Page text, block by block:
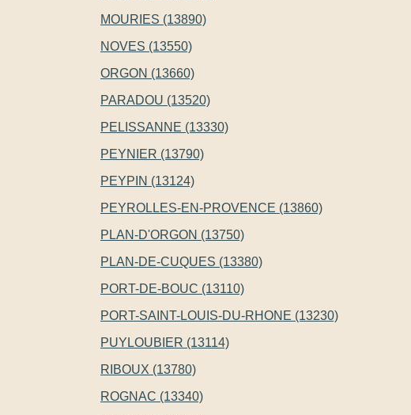
MOURIES (13890)
NOVES (13550)
ORGON (13660)
PARADOU (13520)
PELISSANNE (13330)
PEYNIER (13790)
PEYPIN (13124)
PEYROLLES-EN-PROVENCE (13860)
PLAN-D'ORGON (13750)
PLAN-DE-CUQUES (13380)
PORT-DE-BOUC (13110)
PORT-SAINT-LOUIS-DU-RHONE (13230)
PUYLOUBIER (13114)
RIBOUX (13780)
ROGNAC (13340)